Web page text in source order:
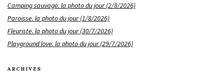
Camping sauvage. la photo du jour (2/8/2026)
Paroisse. la photo du jour (1/8/2026)
Fleuriste. la photo du jour (30/7/2026)
Playground love. la photo du jour (29/7/2026)
ARCHIVES